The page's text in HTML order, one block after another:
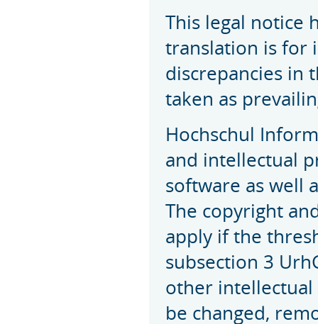
This legal notice
translation is for
discrepancies in
taken as
Hochschul
and intellectual
software as well
The copyright
apply if the
subsection 3
other
be changed,